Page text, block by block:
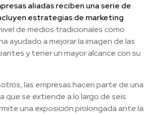
aliadas reciben una serie de
estrategias de marketing
de medios tradicionales como
ayudado a mejorar la imagen de las
y tener un mayor alcance con su
las empresas hacen parte de una
que se extiende a lo largo de seis
una exposición prolongada ante la